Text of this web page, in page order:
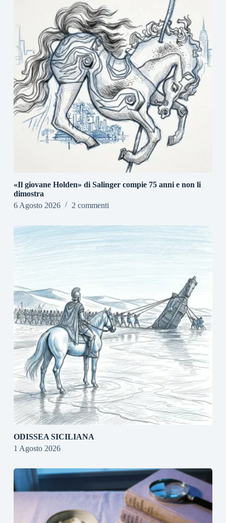
«Il giovane Holden» di Salinger compie 75 anni e non li
dimostra
6 Agosto 2026
2 commenti
ODISSEA SICILIANA
1 Agosto 2026